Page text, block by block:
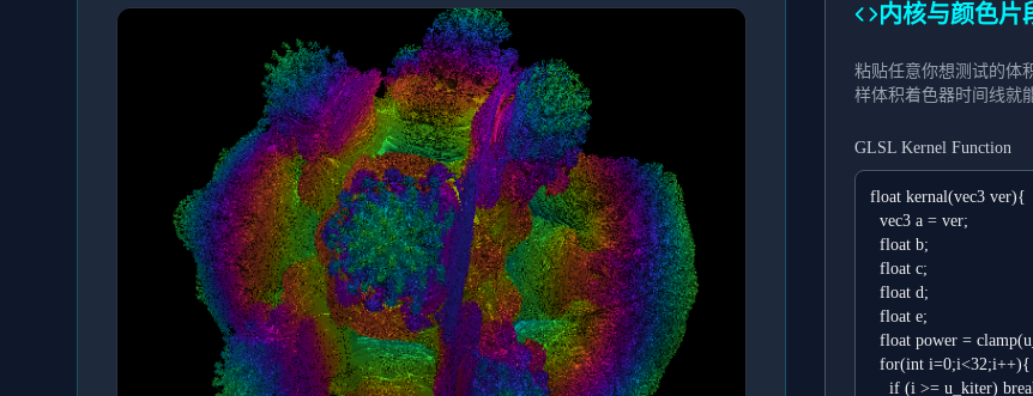
内核与颜色片
粘贴任意你想测试的体
样体积着色器时间线就
GLSL Kernel Function